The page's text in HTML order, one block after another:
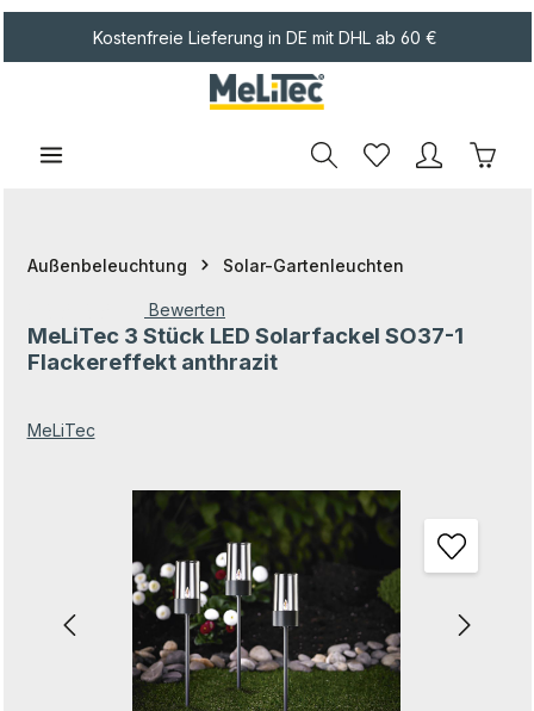
Kostenfreie Lieferung in DE mit DHL ab 60 €
Außenbeleuchtung Solar-Gartenleuchten
Durchschnittliche Bewertung von 0 von 5 Sternen
Bewerten
MeLiTec 3 Stück LED Solarfackel SO37-1
Flackereffekt anthrazit
MeLiTec
Bildergalerie überspringen